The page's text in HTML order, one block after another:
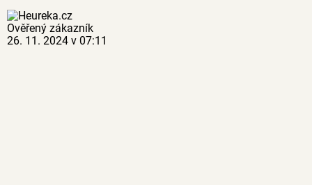
Ověřený zákazník
26. 11. 2024 v 07:11